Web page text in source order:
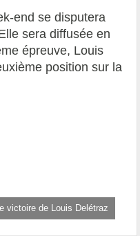
end se disputera
sera diffusée en
épreuve, Louis
position sur la
victoire de Louis Delétraz